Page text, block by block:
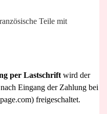
Teile mit
per Lastschrift wird der
Eingang der Zahlung bei
) freigeschaltet.